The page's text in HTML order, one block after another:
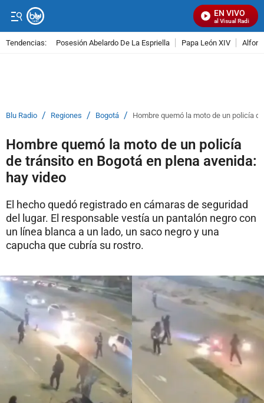
EN VIVO
Señal Visual Radio
Tendencias: Posesión Abelardo De La Espriella Papa León XIV
Blu Radio / Regiones / Bogotá / Hombre quemó la moto de un policía
Hombre quemó la moto de un policía
de tránsito en Bogotá en plena avenida:
hay video
El hecho quedó registrado en cámaras de seguridad
del lugar. El responsable vestía un pantalón negro con
un línea blanca a un lado, un saco negro y una
capucha que cubría su rostro.